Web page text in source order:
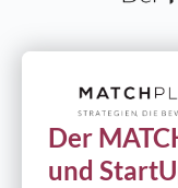
Der
und